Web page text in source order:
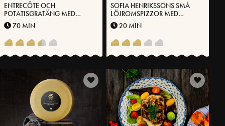
ENTRECÔTE OCH
POTATISGRATÄNG MED
VÄSTERBOTTENSOST
70 MIN
SOFIA HENRIKSSONS SMÅ
LÖJROMSPIZZOR MED
VÄSTERBOTTENSOST®
20 MIN